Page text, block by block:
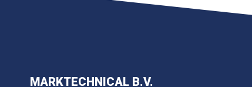
MARKTECHNICAL B.V.